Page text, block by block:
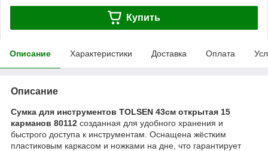
Купить
Описание Характеристики Доставка Оплата
Описание
Сумка для инструментов TOLSEN 43см открытая 15
карманов 80112 созданная для удобного хранения и
быстрого доступа к инструментам. Оснащена жёстким
пластиковым каркасом и ножками на дне, что гарантирует